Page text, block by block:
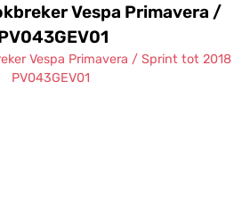
Vespa Primavera /